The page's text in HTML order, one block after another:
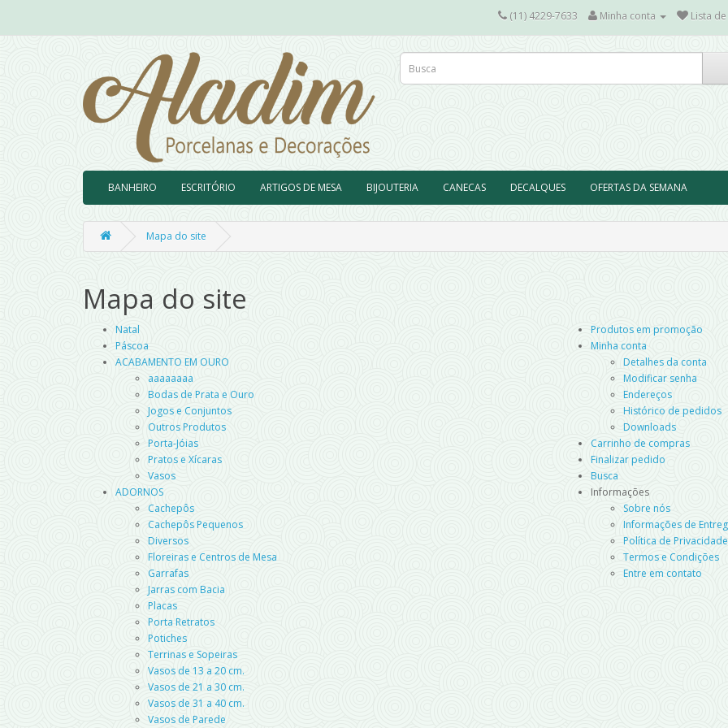
(11) 4229-7633 Minha conta Lista
BANHEIRO ESCRITÓRIO ARTIGOS DE MESA BIJOUTERIA CANECAS DECALQUES OFERTAS DA SEMANA
Mapa do site
Mapa do site
Natal
Páscoa
ACABAMENTO EM OURO
aaaaaaaa
Bodas de Prata e Ouro
Jogos e Conjuntos
Outros Produtos
Porta-Jóias
Pratos e Xícaras
Vasos
ADORNOS
Cachepôs
Cachepôs Pequenos
Diversos
Floreiras e Centros de Mesa
Garrafas
Jarras com Bacia
Placas
Porta Retratos
Potiches
Terrinas e Sopeiras
Vasos de 13 a 20 cm.
Vasos de 21 a 30 cm.
Vasos de 31 a 40 cm.
Vasos de Parede
Produtos em promoção
Minha conta
Detalhes da conta
Modificar senha
Endereços
Histórico de pedidos
Downloads
Carrinho de compras
Finalizar pedido
Busca
Informações
Sobre nós
Informações de
Política de Privacidade
Termos e Condições
Entre em contato